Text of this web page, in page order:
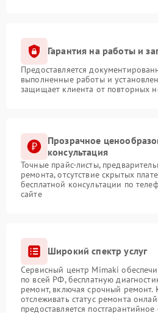
Гарантия на работы и
Предоставляется
выполненные работы и
защищает клиента от повторных
Прозрачное
консультация
Точные прайс-листы,
ремонта, отсутствие скрытых
бесплатной консультации по
сайте
Широкий спектр услуг
Сервисный центр Mimaki
по всей РФ, бесплатную
ремонт, включая срочный ремонт.
отслеживать статус ремонта
предоставляется